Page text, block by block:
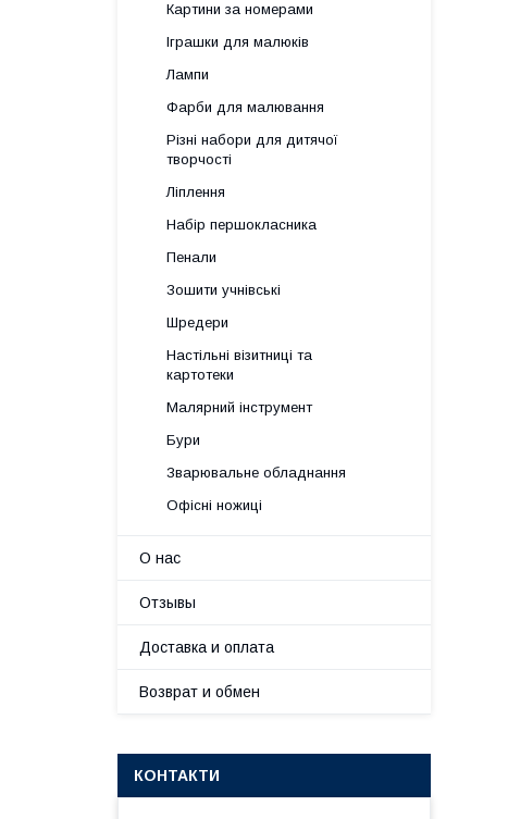
Картини за номерами
Іграшки для малюків
Лампи
Фарби для малювання
Різні набори для дитячої
творчості
Ліплення
Набір першокласника
Пенали
Зошити учнівські
Шредери
Настільні візитниці та
картотеки
Малярний інструмент
Бури
Зварювальне обладнання
Офісні ножиці
О нас
Отзывы
Доставка и оплата
Возврат и обмен
КОНТАКТИ